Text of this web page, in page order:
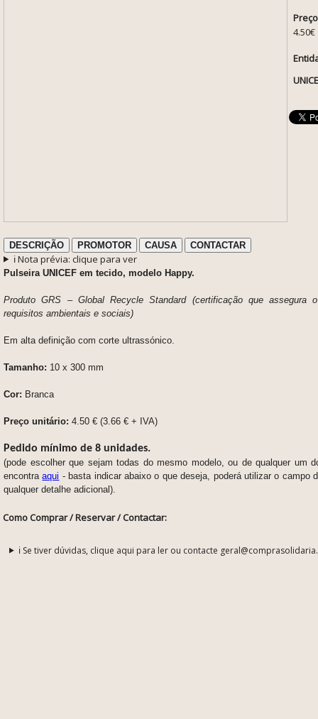
4.50€
DESCRIÇÃO PROMOTOR CAUSA CONTACTAR
ℹ️ Nota prévia: clique para ver
Pulseira UNICEF em tecido, modelo Happy.
Produto GRS – Global Recycle Standard (certificação queassegura o
requisitos ambientais e sociais)
Em alta definição com corte ultrassónico.
Tamanho: 10 x 300 mm
Cor: Branca
Preço unitário: 4.50 € (3.66 € + IVA)
Pedido mínimo de 8 unidades.
(pode escolher que sejam todas do mesmo modelo, ou de qualquer um
encontraaqui - basta indicar abaixo o que deseja, poderá utilizar o campo
qualquer detalhe adicional).
Como Comprar / Reservar / Contactar:
ℹ️ Se tiver dúvidas, clique aqui para ler ou contacte